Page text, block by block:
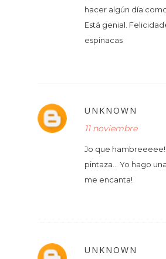
hacer algún día
Está genial.
espinacas
UNKNOWN
11 noviembre
Jo que hambreeeee!
pintaza... Yo hago
me encanta!
UNKNOWN